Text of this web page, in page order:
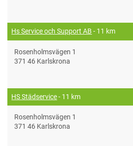
Hs Service och Support AB - 11 km
Rosenholmsvägen 1
371 46 Karlskrona
HS Städservice- 11 km
Rosenholmsvägen 1
371 46 Karlskrona